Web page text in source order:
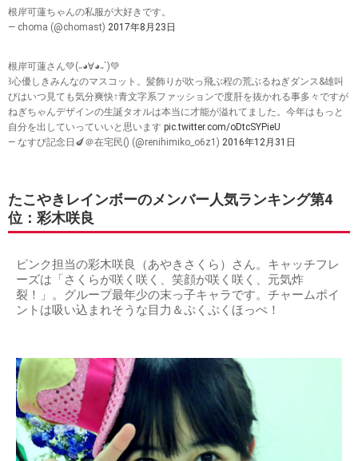
根岸可蓮ちゃんの私服が大好きです。
— choma (@chomast) 2017年8月23日
根岸可蓮さん💚(˶◕∀◕˶`)💚
꒱心優しきみんなのマスコット。髪飾りが吹っ飛ぶ程の荒ぶるねぎダンス&雄叫
びはいつ見ても気分爽快↑青文字系ファッションで度肝を抜かれる事多々ですが
ねぎちゃんデザインの生誕タオルは本当に才能が溢れてました。今年はもっと
自分を出していっていいと思います pic.twitter.com/oDtcSYPieU
— なすび記念日🍆＠在宅民() (@renihimiko_o6z1) 2016年12月31日
たこやきレインボーのメンバー人気ランキング第4
位：彩木咲良
ピンク担当の彩木咲良（あやきさくら）さん。キャッチフレ
ーズは「さくらが咲く咲く、笑顔が咲く咲く、元気炸
裂！」。グループ最年少の末っ子キャラです。チャームポイ
ントは吸い込まれそうな目力＆ぷくぷくほっぺ！